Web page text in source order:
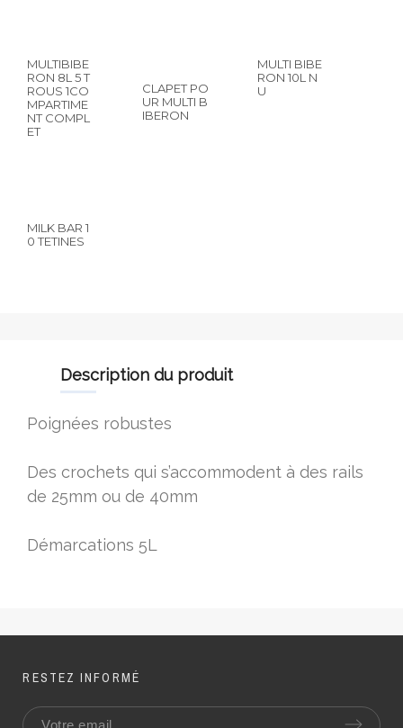
MULTIBIBE
RON 8L 5 T
ROUS 1CO
MPARTIME
NT COMPL
ET
CLAPET PO
UR MULTI B
IBERON
MULTI BIBE
RON 10L N
U
MILK BAR 1
0 TETINES
description du produit
Poignées robustes
Des crochets qui s’accommodent à des rails
de 25mm ou de 40mm
Démarcations 5L
RESTEZ INFORMÉ